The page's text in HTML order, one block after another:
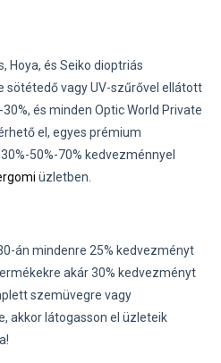
Hoya, és Seiko dioptriás
sötétedő vagy UV-szűrővel ellátott
és minden Optic World Private
el, egyes prémium
50%-70% kedvezménnyel
üzletben.
án mindenre 25% kedvezményt
akár 30% kedvezményt
szemüvegre vagy
akkor látogasson el üzleteik